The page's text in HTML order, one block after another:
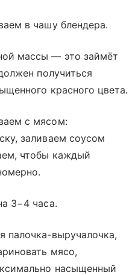
в чашу блендера.
массы — это займёт
получиться
красного цвета.
с мясом:
заливаем соусом
чтобы каждый
3−4 часа.
палочка-выручалочка,
мясо,
насыщенный